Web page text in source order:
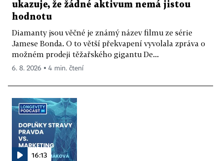
ukazuje, že žádné aktivum nemá jistou
hodnotu
Diamanty jsou věčné je známý název filmu ze série
Jamese Bonda. O to větší překvapení vyvolala zpráva o
možném prodeji těžařského gigantu De...
6. 8. 2026 ▪ 4 min. čtení
16:13